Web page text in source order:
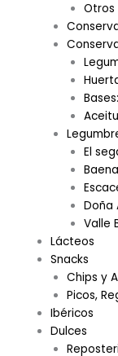
Otros
El
Baena
Doña
Valle
Lácteos
Snacks
Chips y
Picos,
Ibéricos
Dulces